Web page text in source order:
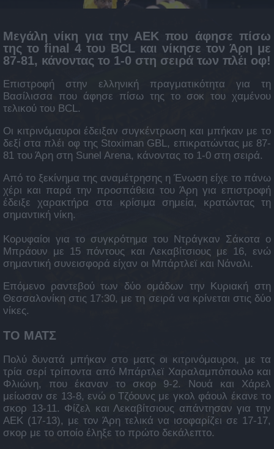
Μεγάλη νίκη για την ΑΕΚ που άφησε πίσω
της το final 4 του BCL και νίκησε τον Άρη με
87-81, κάνοντας το 1-0 στη σειρά των πλέι οφ!
Επιστροφή στην ελληνική πραγματικότητα για τη
Βασίλισσα που άφησε πίσω της το σοκ του χαμένου
τελικού του BCL.
Οι κιτρινόμαυροι έδειξαν συγκέντρωση και μπήκαν με το
δεξί στα πλέι οφ της Stoximan GBL, επικρατώντας με 87-
81 του Άρη στη Sunel Arena, κάνοντας το 1-0 στη σειρά.
Από το ξεκίνημα της αναμέτρησης η Ένωση είχε το πάνω
χέρι και παρά την προσπάθεια του Άρη για επιστροφή
έδειξε χαρακτήρα στα κρίσιμα σημεία, κρατώντας τη
σημαντική νίκη.
Κορυφαίοι για το συγκρότημα του Ντράγκαν Σάκοτα ο
Μπράουν με 15 πόντους και Λεκαβίτσιους με 16, ενώ
σημαντική συνεισφορά είχαν οι Μπάρτλεϊ και Νάναλι.
Επόμενο ραντεβού των δύο ομάδων την Κυριακή στη
Θεσσαλονίκη στις 17:30, με τη σειρά να κρίνεται στις δύο
νίκες.
ΤΟ ΜΑΤΣ
Πολύ δυνατά μπήκαν στο ματς οι κιτρινόμαυροι, με τα
τρία σερί τρίποντα από Μπάρτλεϊ Χαραλαμπόπουλο και
Φλιώνη, που έκαναν το σκορ 9-2. Νουά και Χάρελ
μείωσαν σε 13-8, ενώ ο Τζόουνς με γκολ φάουλ έκανε το
σκορ 13-11. Φίζελ και Λεκαβίτσιους απάντησαν για την
ΑΕΚ (17-13), με τον Άρη τελικά να ισοφαρίζει σε 17-17,
σκορ με το οποίο έληξε το πρώτο δεκάλεπτο.